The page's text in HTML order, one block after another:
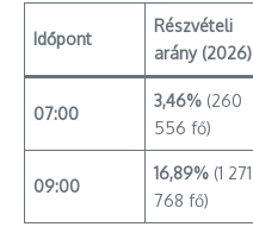
Időpont
Részvételi
arány (2026)
07:00
3,46% (260
556 fő)
09:00
16,89% (1 271
768 fő)